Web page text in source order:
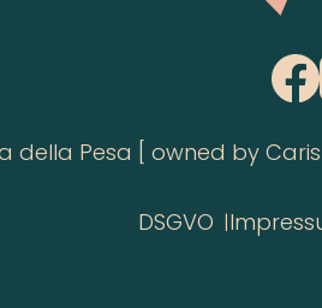
della Pesa [ owned by
DSGVO